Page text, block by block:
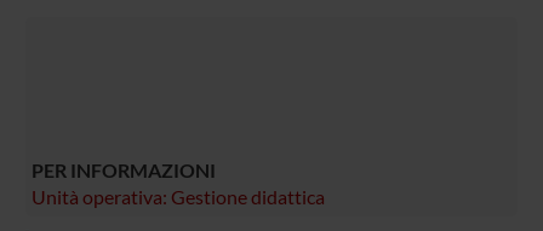
PER INFORMAZIONI
Unità operativa: Gestione didattica